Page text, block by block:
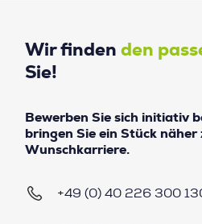
Wir finden den
Sie!
Bewerben Sie sich initiativ
bringen Sie ein Stück näher
Wunschkarriere.
+49 (0) 40 226 300